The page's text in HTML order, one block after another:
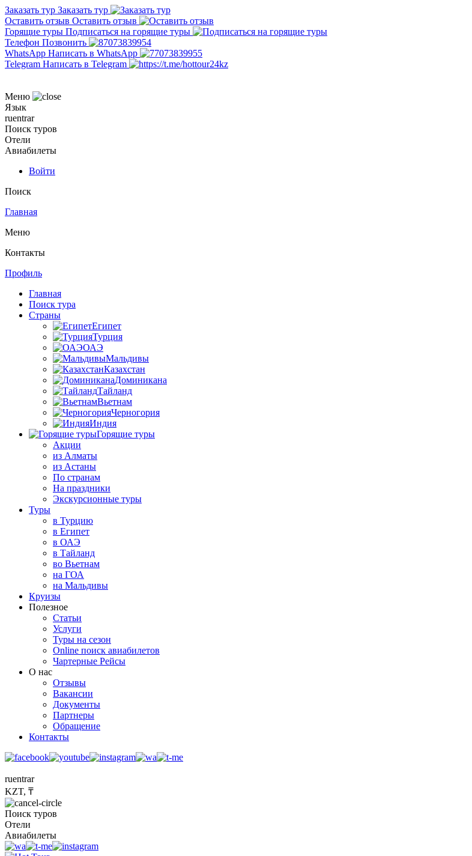
Заказать тур Заказать тур
Оставить отзыв Оставить отзыв
Горящие туры Подписаться на горящие туры
Телефон Позвонить
WhatsApp Написать в WhatsApp
Telegram Написать в Telegram
Меню
Язык
ruentrar
Поиск туров
Отели
Авиабилеты
Войти
Поиск
Главная
Меню
Контакты
Профиль
Главная
Поиск тура
Страны
Египет
Турция
ОАЭ
Мальдивы
Казахстан
Доминикана
Тайланд
Вьетнам
Черногория
Индия
Горящие туры
Акции
из Алматы
из Астаны
По странам
На праздники
Экскурсионные туры
Туры
в Турцию
в Египет
в ОАЭ
в Тайланд
во Вьетнам
на ГОА
на Мальдивы
Круизы
Полезное
Статьи
Услуги
Туры на сезон
Online поиск авиабилетов
Чартерные Рейсы
О нас
Отзывы
Вакансии
Документы
Партнеры
Обращение
Контакты
ruentrar
KZT, ₸
Поиск туров
Отели
Авиабилеты